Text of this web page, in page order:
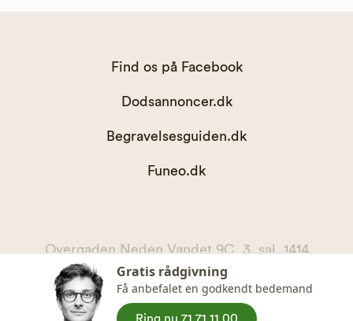
Find os på Facebook
Dodsannoncer.dk
Begravelsesguiden.dk
Funeo.dk
Overgaden Neden Vandet 9C, 3. sal, 1414
København K
kontakt@begravelsesguiden.dk, telefon 71 71 11 00
CVR. 36065567
Gratis rådgivning
Få anbefalet en godkendt bedemand